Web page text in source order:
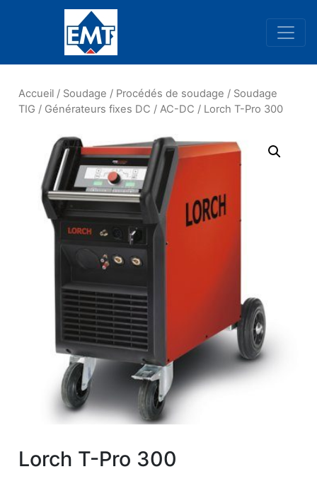
Navigation principale
Accueil / Soudage / Procédés de soudage / Soudage
TIG / Générateurs fixes DC / AC-DC / Lorch T-Pro 300
Lorch T-Pro 300